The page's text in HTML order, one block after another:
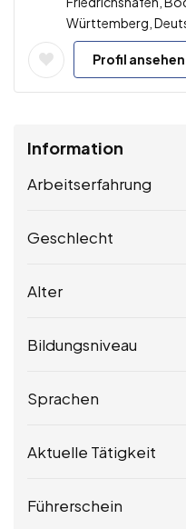
Württemberg,
Profil ansehen
Information
Arbeitserfahrung
Geschlecht
Alter
Bildungsniveau
Sprachen
Aktuelle Tätigkeit
Führerschein